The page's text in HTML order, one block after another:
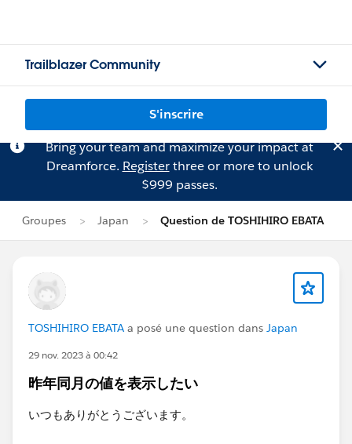
Trailblazer Community
S'inscrire
Bring your team and maximize your impact at
Dreamforce. Registerthree or more to unlock
$999 passes.
Groupes Japan Question de TOSHIHIRO EBATA
TOSHIHIRO EBATA a posé une question dans Japan
29 nov. 2023 à 00:42
昨年同月の値を表示したい
いつもありがとうございます。